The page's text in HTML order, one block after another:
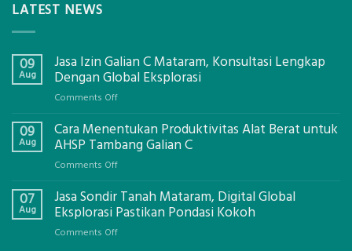
LATEST NEWS
09
Aug
Jasa Izin Galian C Mataram, Konsultasi Lengkap
Dengan Global Eksplorasi
Comments Offon
Izin
Galian
Lengkap
Dengan
Global
09
Aug
Cara Menentukan Produktivitas Alat Berat untuk
AHSP Tambang Galian C
Comments Offon
Menentukan
Produktivitas
07
Aug
Jasa Sondir Tanah Mataram, Digital Global
Eksplorasi Pastikan Pondasi Kokoh
Comments Offon